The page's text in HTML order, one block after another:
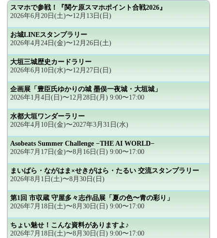
スマホで参戦！『関ケ原スマホポイント合戦2026』
2026年6月20日(土)〜12月13日(日)
お城LINEスタンプラリー
2026年4月24日(金)〜12月26日(土)
大垣三城歴史カードラリー
2026年6月10日(水)〜12月27日(日)
企画展「豊臣氏ゆかりの城 墨俣一夜城・大垣城」
2026年1月4日(日)〜12月28日(月) 9:00〜17:00
水都大垣ワンダーラリー
2026年4月10日(金)〜2027年3月31日(水)
Asobeats Summer Challenge −THE AI WORLD−
2026年7月17日(金)〜8月16日(日) 9:00〜17:00
まいばら・ながはま×せきがはら・たるい 交流スタンプラリー
2026年8月1日(土)〜8月30日(日)
第1回 市収蔵 守屋多々志作品展「夏の色〜青の彩り」
2026年7月18日(土)〜8月30日(日) 9:00〜17:00
ちょい魅せ！こんな資料がありますよ♪
2026年7月18日(土)〜8月30日(日) 9:00〜17:00